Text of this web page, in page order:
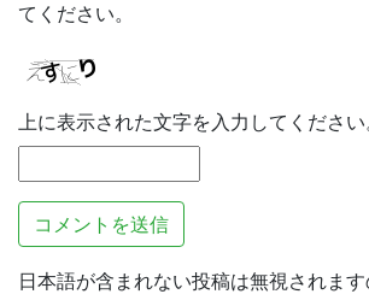
てください。
上に表示された文字を入力してください
日本語が含まれない投稿は無視されま